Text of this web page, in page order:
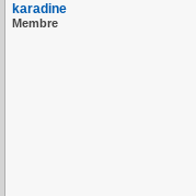
karadine
Membre